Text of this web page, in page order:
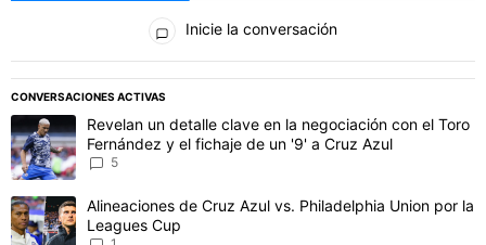
Todos los comentarios
Inicie la conversación
CONVERSACIONES ACTIVAS
Este listado muestra los artículos con más comentarios en los
Un artículo de tendencia con el título "Revelan un detalle clave
Revelan un detalle clave en la negociación con el Toro